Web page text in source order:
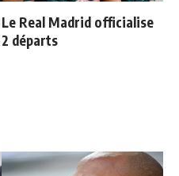
Le Real Madrid officialise
2 départs